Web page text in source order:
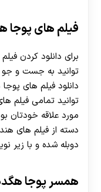
فیلم های پوجا
برای دانلود کردن
توانید به جست و جو
دانلود فیلم های
توانید تمامی فیلم
مورد علاقه خودتان
دسته از فیلم های
دوبله شده و با زیر
همسر پوجا